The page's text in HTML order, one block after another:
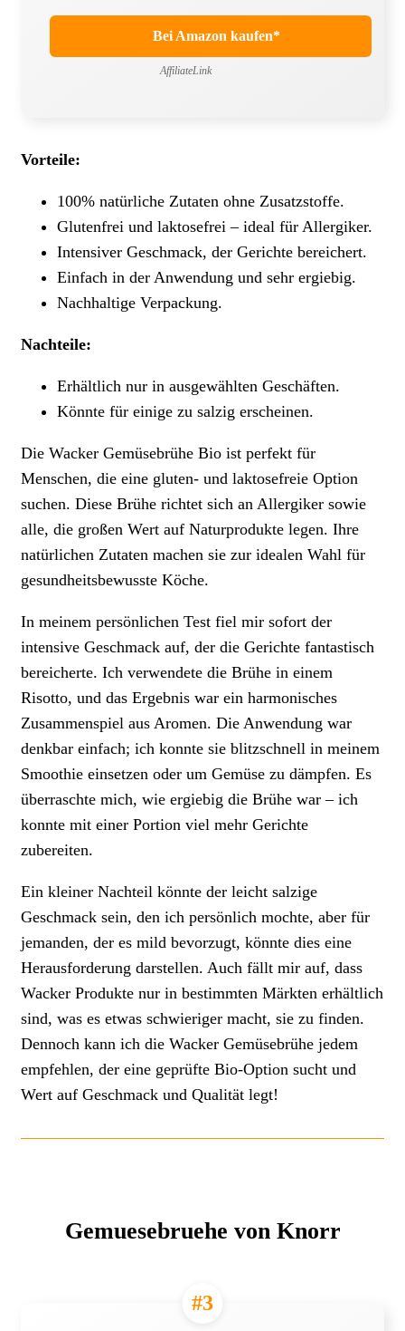
Bei Amazon kaufen*
AffiliateLink
Vorteile:
100% natürliche Zutaten ohne Zusatzstoffe.
Glutenfrei und laktosefrei – ideal für Allergiker.
Intensiver Geschmack, der Gerichte bereichert.
Einfach in der Anwendung und sehr ergiebig.
Nachhaltige Verpackung.
Nachteile:
Erhältlich nur in ausgewählten Geschäften.
Könnte für einige zu salzig erscheinen.
Die Wacker Gemüsebrühe Bio ist perfekt für
Menschen, die eine gluten- und laktosefreie Option
suchen. Diese Brühe richtet sich an Allergiker sowie
alle, die großen Wert auf Naturprodukte legen. Ihre
natürlichen Zutaten machen sie zur idealen Wahl für
gesundheitsbewusste Köche.
In meinem persönlichen Test fiel mir sofort der
intensive Geschmack auf, der die Gerichte fantastisch
bereicherte. Ich verwendete die Brühe in einem
Risotto, und das Ergebnis war ein harmonisches
Zusammenspiel aus Aromen. Die Anwendung war
denkbar einfach; ich konnte sie blitzschnell in meinem
Smoothie einsetzen oder um Gemüse zu dämpfen. Es
überraschte mich, wie ergiebig die Brühe war – ich
konnte mit einer Portion viel mehr Gerichte
zubereiten.
Ein kleiner Nachteil könnte der leicht salzige
Geschmack sein, den ich persönlich mochte, aber für
jemanden, der es mild bevorzugt, könnte dies eine
Herausforderung darstellen. Auch fällt mir auf, dass
Wacker Produkte nur in bestimmten Märkten erhältlich
sind, was es etwas schwieriger macht, sie zu finden.
Dennoch kann ich die Wacker Gemüsebrühe jedem
empfehlen, der eine geprüfte Bio-Option sucht und
Wert auf Geschmack und Qualität legt!
Gemuesebruehe von Knorr
#3